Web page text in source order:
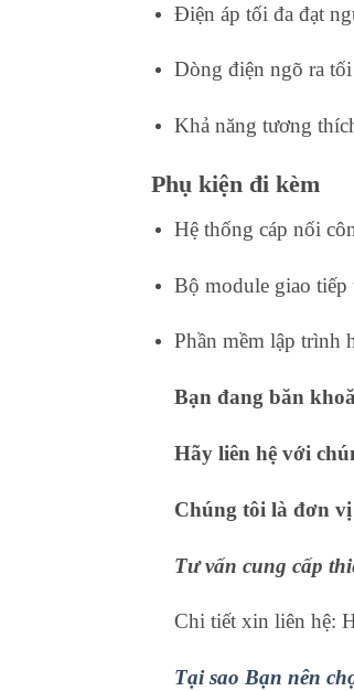
Điện áp tối đa đạt
Dòng điện ngõ ra
Khả năng tương
Phụ kiện đi kèm
Hệ thống cáp nối
Bộ module giao
Phần mềm lập trình
Bạn đang băn
Hãy liên hệ với
Chúng tôi là đơn
Tư vấn cung cấp
Chi tiết xin liên hệ:
Tại sao Bạn nên